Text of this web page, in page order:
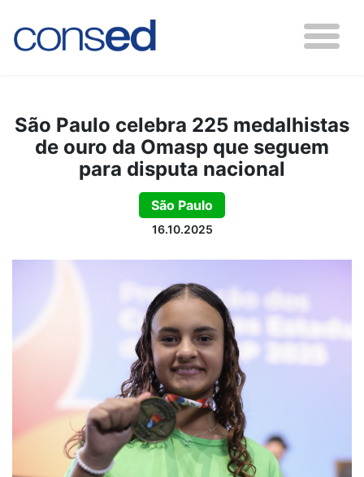
São Paulo celebra 225 medalhistas
de ouro da Omasp que seguem
para disputa nacional
São Paulo
16.10.2025